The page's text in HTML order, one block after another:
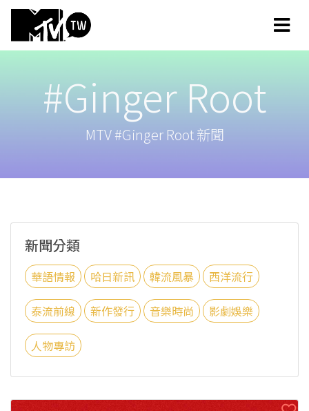
#Ginger Root
MTV #Ginger Root 新聞
新聞分類
華語情報 哈日新訊 韓流風暴 西洋流行
泰流前線 新作發行 音樂時尚 影劇娛樂
人物專訪